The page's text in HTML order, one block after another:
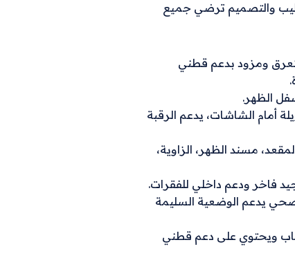
والتصميم ترضي جميع
ومزود بدعم قطني
الظهر.
الشاشات، يدعم الرقبة
مسند الظهر، الزاوية،
فاخر ودعم داخلي للفقرات.
يدعم الوضعية السليمة
ويحتوي على دعم قطني